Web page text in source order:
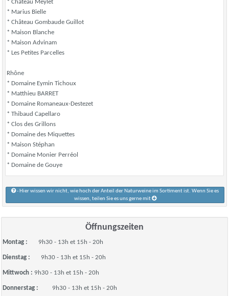
* Château Meylet
* Marius Bielle
* Château Gombaude Guillot
* Maison Blanche
* Maison Advinam
* Les Petites Parcelles
Rhône
* Domaine Eymin Tichoux
* Matthieu BARRET
* Domaine Romaneaux-Destezet
* Thibaud Capellaro
* Clos des Grillons
* Domaine des Miquettes
* Maison Stéphan
* Domaine Monier Perréol
* Domaine de Gouye
- Hier wissen wir nicht, wie hoch der Anteil der Naturweine im Sortiment ist. Wenn Sie es
wissen, teilen Sie es uns gerne mit
Öffnungszeiten
Montag : 9h30 - 13h et 15h - 20h
Dienstag : 9h30 - 13h et 15h - 20h
Mittwoch : 9h30 - 13h et 15h - 20h
Donnerstag : 9h30 - 13h et 15h - 20h